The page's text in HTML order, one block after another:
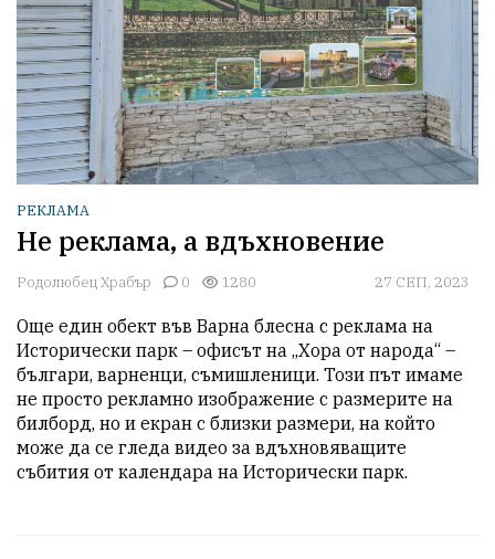
РЕКЛАМА
Не реклама, а вдъхновение
Родолюбец Храбър 0 1280 27 СЕП, 2023
Още един обект във Варна блесна с реклама на
Исторически парк – офисът на „Хора от народа“ –
българи, варненци, съмишленици. Този път имаме
не просто рекламно изображение с размерите на
билборд, но и екран с близки размери, на който
може да се гледа видео за вдъхновяващите
събития от календара на Исторически парк.